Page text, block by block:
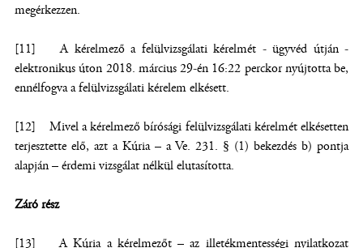
megérkezzen.
[11] A kérelmező a felülvizsgálati kérelmét - ügyvéd útján -
elektronikus úton 2018. március 29-én 16:22 perckor nyújtotta be,
ennélfogva a felülvizsgálati kérelem elkésett.
[12] Mivel a kérelmező bírósági felülvizsgálati kérelmét elkésetten
terjesztette elő, azt a Kúria – a Ve. 231. § (1) bekezdés b) pontja
alapján – érdemi vizsgálat nélkül elutasította.
Záró rész
[13] A Kúria a kérelmezőt – az illetékmentességi nyilatkozat